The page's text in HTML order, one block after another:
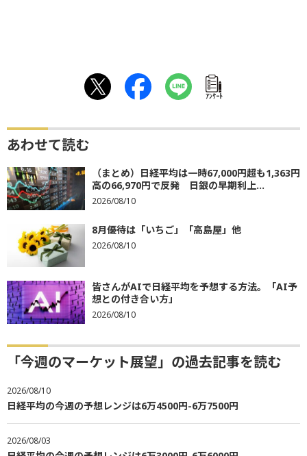
ｱﾝｹｰﾄ
あわせて読む
（まとめ）日経平均は一時67,000円超も1,363円
高の66,970円で反発 日銀の早期利上...
2026/08/10
8月優待は「いちご」「高島屋」他
2026/08/10
皆さんがAIで日経平均を予想する方法。「AI予
想との付き合い方」
2026/08/10
「今週のマーケット展望」の過去記事を読む
2026/08/10
日経平均の今週の予想レンジは6万4500円-6万7500円
2026/08/03